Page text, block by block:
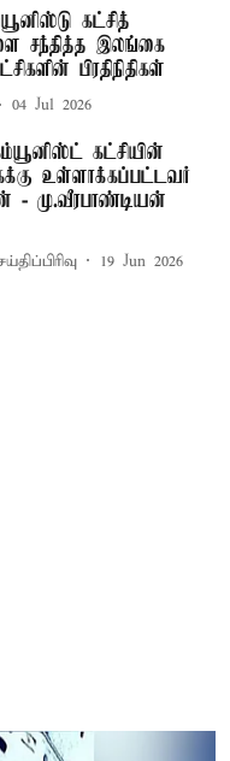
கட்சித்
சந்தித்த இலங்கை
பிரதிநிதிகள்
04 Jul 2026
கட்சியின்
உள்ளாக்கப்பட்டவர்
- மு.வீரபாண்டியன்
19 Jun 2026